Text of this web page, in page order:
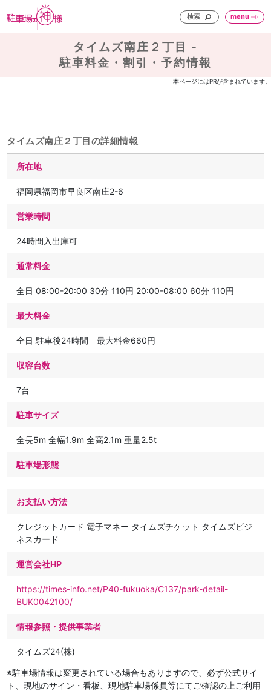
検索 menu
タイムズ南庄２丁目 -
駐車料金・割引・予約情報
本ページにはPRが含まれています。
タイムズ南庄２丁目の詳細情報
所在地
福岡県福岡市早良区南庄2-6
営業時間
24時間入出庫可
通常料金
全日 08:00-20:00 30分 110円 20:00-08:00 60分 110円
最大料金
全日 駐車後24時間 最大料金660円
収容台数
7台
駐車サイズ
全長5m 全幅1.9m 全高2.1m 重量2.5t
駐車場形態
お支払い方法
クレジットカード 電子マネー タイムズチケット タイムズビジ
ネスカード
運営会社HP
https://times-info.net/P40-fukuoka/C137/park-detail-
BUK0042100/
情報参照・提供事業者
タイムズ24(株)
※駐車場情報は変更されている場合もありますので、必ず公式サイ
ト、現地のサイン・看板、現地駐車場係員等にてご確認の上ご利用